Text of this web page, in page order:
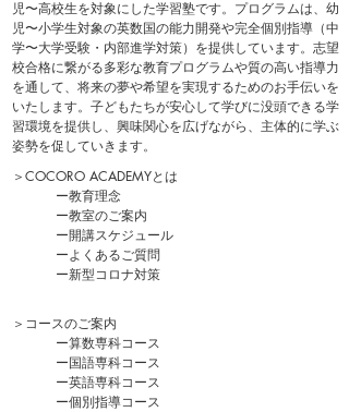
児〜高校生を対象にした学習塾です。プログラムは、幼
児〜小学生対象の英数国の能力開発や完全個別指導（中
学〜大学受験・内部進学対策）を提供しています。 志望
校合格に繋がる多彩な教育プログラムや質の高い指導力
を通して、将来の夢や希望を実現するためのお手伝いを
いたします。 子どもたちが安心して学びに没頭できる学
習環境を提供し、興味関心を広げながら、主体的に学ぶ
姿勢を促していきます。
＞COCORO ACADEMYとは
ー教育理念
ー教室のご案内
ー開講スケジュール
ーよくあるご質問
​ー新型コロナ対策
＞ コースのご案内
ー算数専科コース
ー国語専科コース
ー英語専科コース
ー個別指導コース